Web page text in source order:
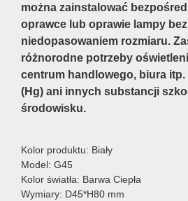
można zainstalować
oprawce lub oprawie lampy
niedopasowaniem rozmiaru.
różnorodne potrzeby
centrum handlowego, biura itp.
(Hg) ani innych substancji
środowisku.
Kolor produktu: Biały
Model: G45
Kolor światła: Barwa Ciepła
Wymiary: D45*H80 mm